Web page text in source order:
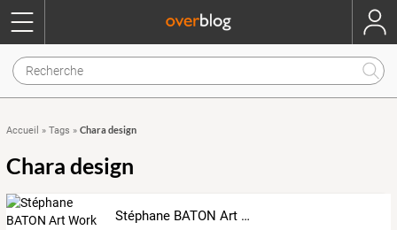
Accueil » Tags » Chara design
Chara design
Stéphane BATON Art Work